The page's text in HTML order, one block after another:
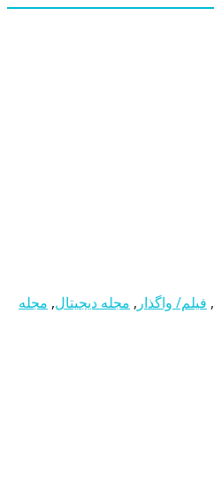
, فیلم/ واگذار , مجله دیجیتال, مجله